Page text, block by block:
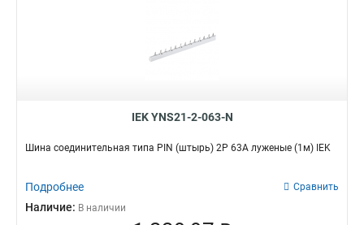
IEK YNS21-2-063-N
Шина соединительная типа PIN (штырь) 2P 63А луженые (1м) IEK
Подробнее Сравнить
Наличие: В наличии